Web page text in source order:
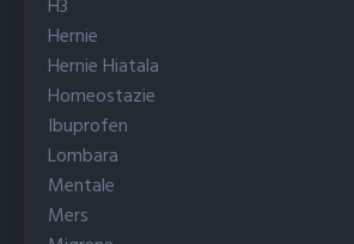
H3
Hernie
Hernie Hiatala
Homeostazie
Ibuprofen
Lombara
Mentale
Mers